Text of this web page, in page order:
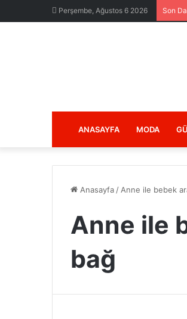
Perşembe, Ağustos 6 2026 Son
ANASAYFA MODA
Anasayfa / Anne ile bebek
Anne ile
bağ